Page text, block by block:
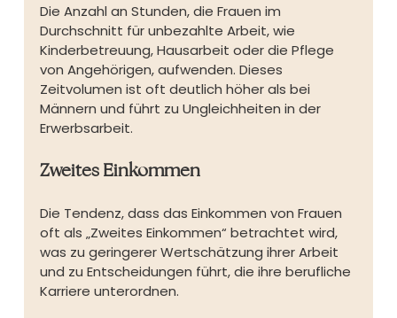
Die Anzahl an Stunden, die Frauen im
Durchschnitt für unbezahlte Arbeit, wie
Kinderbetreuung, Hausarbeit oder die Pflege
von Angehörigen, aufwenden. Dieses
Zeitvolumen ist oft deutlich höher als bei
Männern und führt zu Ungleichheiten in der
Erwerbsarbeit.
Zweites Einkommen
Die Tendenz, dass das Einkommen von Frauen
oft als „Zweites Einkommen“ betrachtet wird,
was zu geringerer Wertschätzung ihrer Arbeit
und zu Entscheidungen führt, die ihre berufliche
Karriere unterordnen.